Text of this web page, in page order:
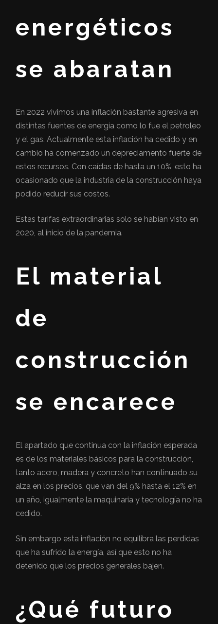
energéticos
se abaratan
En 2022 vivimos una inflación bastante agresiva en
distintas fuentes de energía como lo fue el petroleo
y el gas. Actualmente esta inflación ha cedido y en
cambio ha comenzado un depreciamento fuerte de
estos recursos. Con caídas de hasta un 10%, esto ha
ocasionado que la industria de la construcción haya
podido reducir sus costos.
Estas tarifas extraordinarias solo se habían visto en
2020, al inicio de la pandemia.
El material
de
construcción
se encarece
El apartado que continua con la inflación esperada
es de los materiales básicos para la construcción,
tanto acero, madera y concreto han continuado su
alza en los precios, que van del 9% hasta el 12% en
un año, igualmente la maquinaria y tecnología no ha
cedido.
Sin embargo esta inflación no equilibra las perdidas
que ha sufrido la energía, así que esto no ha
detenido que los precios generales bajen.
¿Qué futuro